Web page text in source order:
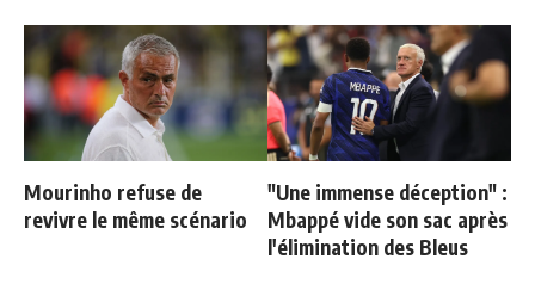
Mourinho refuse de
revivre le même scénario
"Une immense déception" :
Mbappé vide son sac après
l'élimination des Bleus